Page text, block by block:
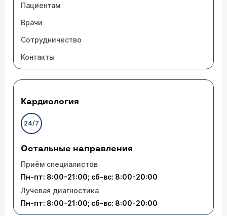
Пациентам
Врачи
Сотрудничество
Контакты
Кардиология
24/7
Остальные направления
Приём специалистов
Пн-пт: 8:00-21:00; сб-вс: 8:00-20:00
Лучевая диагностика
Пн-пт: 8:00-21:00; сб-вс: 8:00-20:00